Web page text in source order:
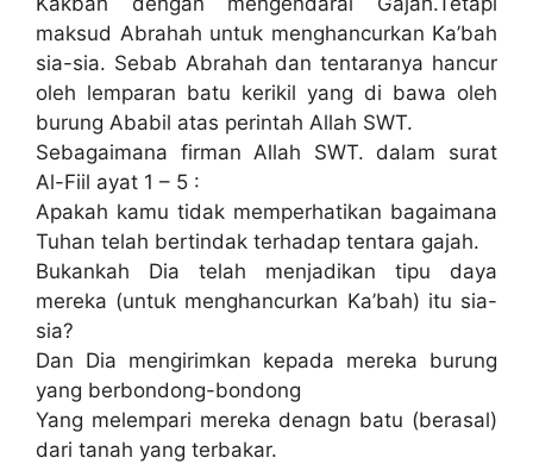
maksud Abrahah untuk menghancurkan Ka’bah
sia-sia. Sebab Abrahah dan tentaranya hancur
oleh lemparan batu kerikil yang di bawa oleh
burung Ababil atas perintah Allah SWT.
Sebagaimana firman Allah SWT. dalam surat
Al-Fiil ayat 1 – 5 :
Apakah kamu tidak memperhatikan bagaimana
Tuhan telah bertindak terhadap tentara gajah.
Bukankah Dia telah menjadikan tipu daya
mereka (untuk menghancurkan Ka’bah) itu sia-
sia?
Dan Dia mengirimkan kepada mereka burung
yang berbondong-bondong
Yang melempari mereka denagn batu (berasal)
dari tanah yang terbakar.